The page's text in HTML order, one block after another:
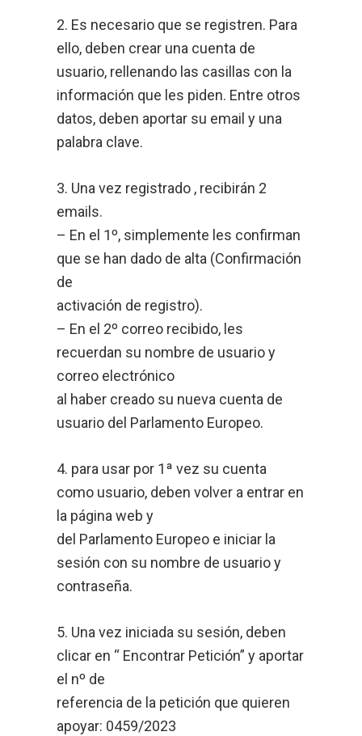
2. Es necesario que se registren. Para
ello, deben crear una cuenta de
usuario, rellenando las casillas con la
información que les piden. Entre otros
datos, deben aportar su email y una
palabra clave.
3. Una vez registrado , recibirán 2
emails.
– En el 1º, simplemente les confirman
que se han dado de alta (Confirmación
de
activación de registro).
– En el 2º correo recibido, les
recuerdan su nombre de usuario y
correo electrónico
al haber creado su nueva cuenta de
usuario del Parlamento Europeo.
4. para usar por 1ª vez su cuenta
como usuario, deben volver a entrar en
la página web y
del Parlamento Europeo e iniciar la
sesión con su nombre de usuario y
contraseña.
5. Una vez iniciada su sesión, deben
clicar en “ Encontrar Petición” y aportar
el nº de
referencia de la petición que quieren
apoyar: 0459/2023